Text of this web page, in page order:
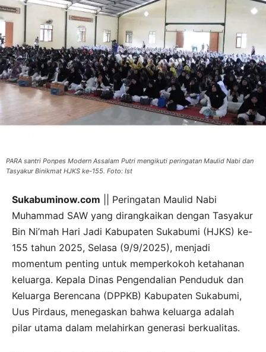
PARA santri Ponpes Modern Assalam Putri mengikuti peringatan Maulid Nabi dan
Tasyakur Binikmat HJKS ke-155. Foto: Ist
Sukabuminow.com || Peringatan Maulid Nabi
Muhammad SAW yang dirangkaikan dengan Tasyakur
Bin Ni’mah Hari Jadi Kabupaten Sukabumi (HJKS) ke-
155 tahun 2025, Selasa (9/9/2025), menjadi
momentum penting untuk memperkokoh ketahanan
keluarga. Kepala Dinas Pengendalian Penduduk dan
Keluarga Berencana (DPPKB) Kabupaten Sukabumi,
Uus Pirdaus, menegaskan bahwa keluarga adalah
pilar utama dalam melahirkan generasi berkualitas.